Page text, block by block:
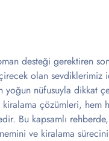
desteği gerektiren
olan sevdiklerimiz
yoğun nüfusuyla dikkat
çözümleri, hem
Bu kapsamlı
ve kiralama